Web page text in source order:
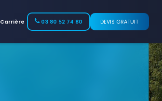
Carrière 03 80 52 74 80 DEVIS GRATUIT